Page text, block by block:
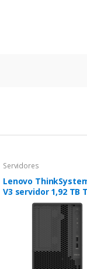
Servidores
Lenovo
V3 servidor 1,92 TB
Intel Xeon 6 6315P
16 GB DDR5-SDRAM